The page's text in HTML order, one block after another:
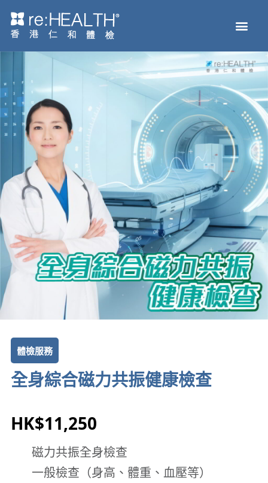
體檢服務
全身綜合磁力共振健康檢查
HK$11,250
磁力共振全身檢查
一般檢查（身高、體重、血壓等）